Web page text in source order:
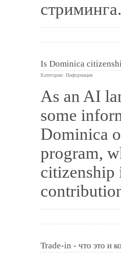
стриминга.
Is Dominica
Категория: Информация
As an AI
some
Dominica
program,
citizenship
Trade-in - что это и